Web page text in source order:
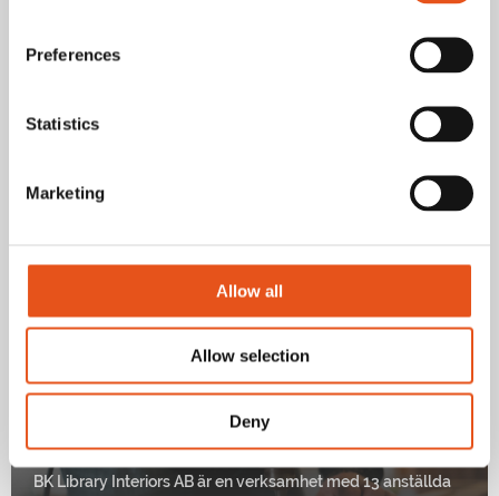
Preferences
Statistics
Marketing
Allow all
Allow selection
Deny
Folkessons snickeri har en nära dialog
med Prosmart
Per-Anders Folkesson startade sitt eget snickeri av en enkel
anledning: han tyckte om att snickra. I dag arbetar
Läs mer
BK Library
BK Library Interiors AB är en verksamhet med 13 anställda